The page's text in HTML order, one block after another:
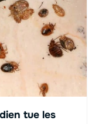
tue les